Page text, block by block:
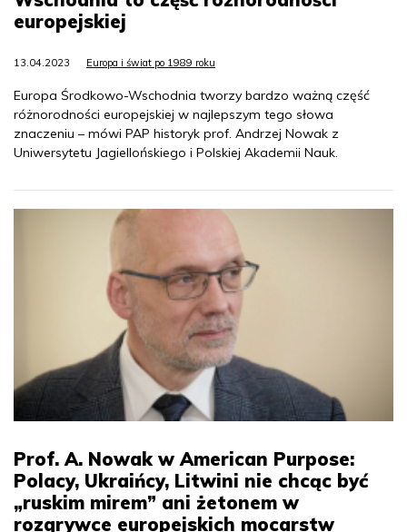
europejskiej
13.04.2023 Europa i świat po 1989 roku
Europa Środkowo-Wschodnia tworzy bardzo ważną część
różnorodności europejskiej w najlepszym tego słowa
znaczeniu – mówi PAP historyk prof. Andrzej Nowak z
Uniwersytetu Jagiellońskiego i Polskiej Akademii Nauk.
Prof. A. Nowak w American Purpose:
Polacy, Ukraińcy, Litwini nie chcąc być
„ruskim mirem” ani żetonem w
rozgrywce europejskich mocarstw